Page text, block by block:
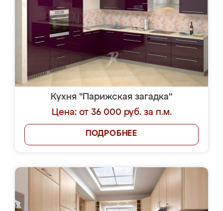
Кухня "Парижская загадка"
Цена: от 36 000 руб. за п.м.
ПОДРОБНЕЕ